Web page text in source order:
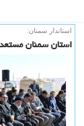
استاندار سمنان:
استان سمنان